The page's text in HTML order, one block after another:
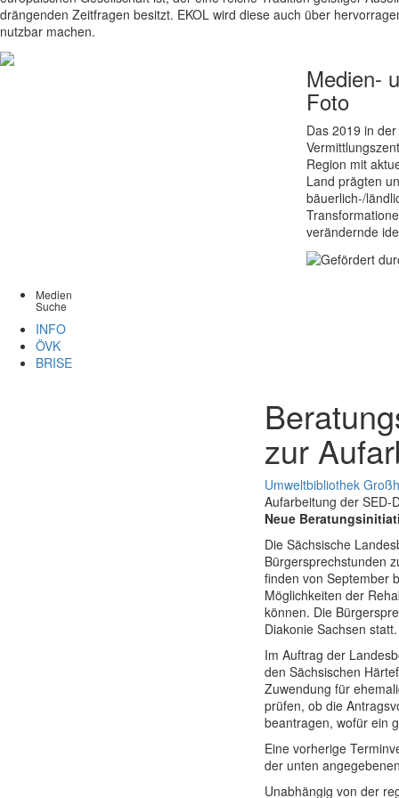
drängenden Zeitfragen besitzt. EKOL wird diese auch über
nutzbar machen.
Medien-
Foto
Das 2019 in
Region mit
Land prägten
bäuerlich-/
verändernde
Medien
Suche
INFO
ÖVK
BRISE
zur
Umweltbibliothek
Aufarbeitung der SED-
Neue
Die Sächsische
Bürgersprechstunden
finden von September
Möglichkeiten der
können. Die
Diakonie Sachsen statt.
Im Auftrag der
den Sächsischen
Zuwendung für
prüfen, ob die
beantragen, wofür ein
Eine vorherige
der unten
Unabhängig von der